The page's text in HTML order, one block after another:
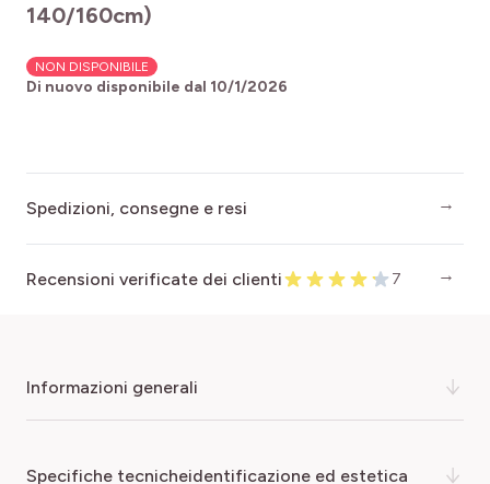
140/160cm)
NON DISPONIBILE
Di nuovo disponibile dal 10/1/2026
Spedizioni, consegne e resi
Recensioni verificate dei clienti 7
informazioni generali
Il pesco della vigna produce ottimi frutti a polpa
specifiche tecnicheidentificazione ed estetica